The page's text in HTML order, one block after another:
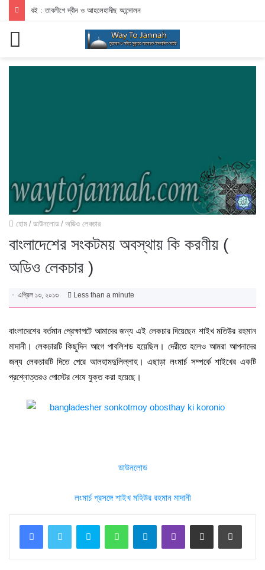
বই : তাবলীগে দ্বীন ও আহলেহাদীছ আন্দোলন
হোম / ডাউনলোড / অডিও লেকচার
বাংলাদেশের সংকটময় অবস্থায় কি করণীয় (
অডিও লেকচার )
এপ্রিল ১৩, ২০১৩ Less than a minute
বাংলাদেশের বর্তমান প্রেক্ষাপটে আমাদের জন্য এই লেকচার দিয়েছেন শাইখ মতিউর রহমান
মাদানী। লেকচারটি কিছুদিন আগে পাবলিশড হয়েছিল। দেরীতে হলেও আমরা আপনাদের
জন্য লেকচারটি দিতে পেরে আলহামদুলিল্লাহ। এছাড়া লংমার্চ সম্পর্কে শাইখের একটি
প্রশ্নোত্তরও পোস্টের শেষে যুক্ত করা হয়েছে।
ডাউনলোড
লংমার্চ প্রসঙ্গে শাইখ মহিউর রহমান মাদানী
Skype WhatsAppTelegramViber Share via Email Print